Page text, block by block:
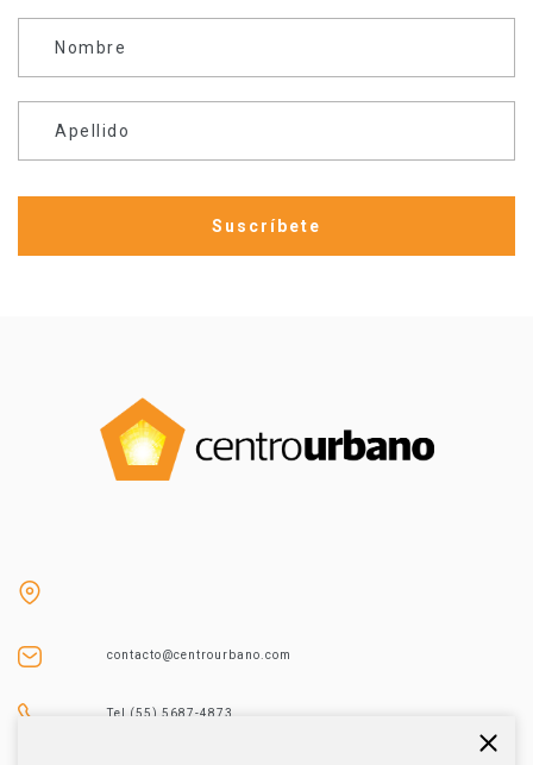
Nombre
Apellido
contacto@centrourbano.com
Tel (55) 5687-4873